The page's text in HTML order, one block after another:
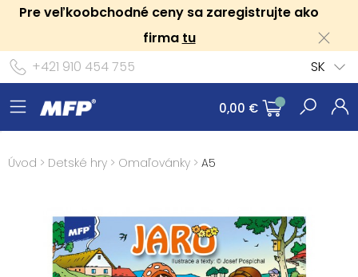
Pre veľkoobchodné ceny sa zaregistrujte ako
firma tu
+421 910 454 755
SK
0,00 €
Úvod > Detské hry > Omaľovánky > A5